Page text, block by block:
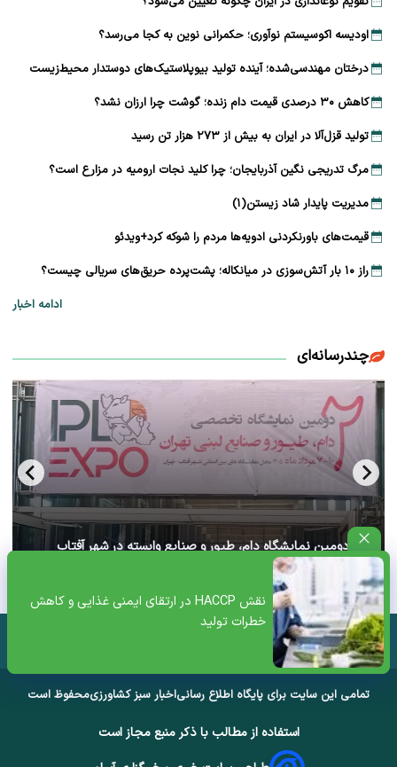
نقش HACCP در ارتقای ایمنی غذایی و کاهش
خطرات تولید
اودیسه اکوسیستم نوآوری؛ حکمرانی نوین به کجا می‌رسد؟
درختان مهندسی‌شده؛ آینده تولید بیوپلاستیک‌های دوستدار محیط‌زیست
کاهش ۳۰ درصدی قیمت دام زنده؛ گوشت چرا ارزان نشد؟
تولید قزل‌آلا در ایران به بیش از ۲۷۳ هزار تن رسید
مرگ تدریجی نگین آذربایجان؛ چرا کلید نجات ارومیه در مزارع است؟
مدیریت پایدار شاد زیستن(۱)
قیمت‌های باورنکردنی ادویه‌ها مردم را شوکه کرد+ویدئو
راز ۱۰ بار آتش‌سوزی در میانکاله؛ پشت‌پرده حریق‌های سریالی چیست؟
ادامه اخبار
چندرسانه‌ای
آغاز دومین نمایشگاه دام، طیور و صنایع وابسته در شهر آفتاب
تهران+ ویدئو
تمامی این سایت برای پایگاه اطلاع رسانیاخبار سبز کشاورزیمحفوظ است
استفاده از مطالب با ذکر منبع مجاز است